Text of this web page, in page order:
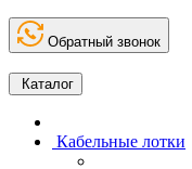
Обратный звонок
Каталог
Кабельные лотки